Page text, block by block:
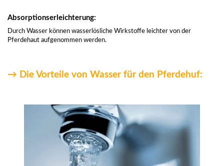
Absorptionserleichterung:
Durch Wasser können wasserlösliche Wirkstoffe leichter von der
Pferdehaut aufgenommen werden.
→ Die Vorteile von Wasser für den Pferdehuf: